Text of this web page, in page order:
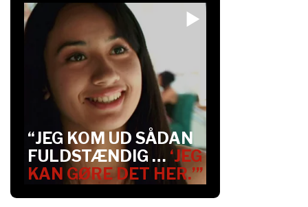
“JEG KOM UD SÅDAN
FULDSTÆNDIG … ‘JEG
KAN GØRE DET HER.’”